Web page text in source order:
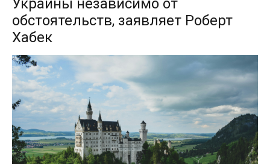
Украины независимо от
обстоятельств, заявляет Роберт
Хабек